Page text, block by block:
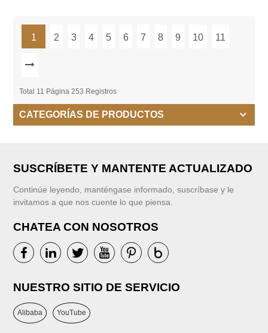
1 2 3 4 5 6 7 8 9 10 11
Total 11 Página 253 Registros
CATEGORÍAS DE PRODUCTOS
SUSCRÍBETE Y MANTENTE ACTUALIZADO
Continúe leyendo, manténgase informado, suscríbase y le
invitamos a que nos cuente lo que piensa.
CHATEA CON NOSOTROS
NUESTRO SITIO DE SERVICIO
Alibaba YouTube